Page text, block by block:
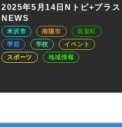
2025年5月14日Nトピ+プラス
NEWS
米沢市 南陽市
高畠町
季節
学校
イベント
スポーツ
地域情報